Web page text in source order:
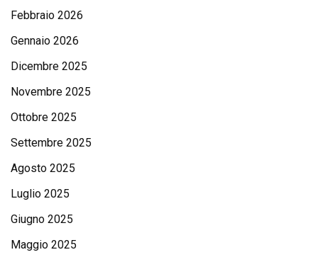
Febbraio 2026
Gennaio 2026
Dicembre 2025
Novembre 2025
Ottobre 2025
Settembre 2025
Agosto 2025
Luglio 2025
Giugno 2025
Maggio 2025